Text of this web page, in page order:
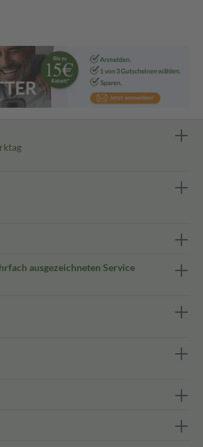
ausgezeichneten Service